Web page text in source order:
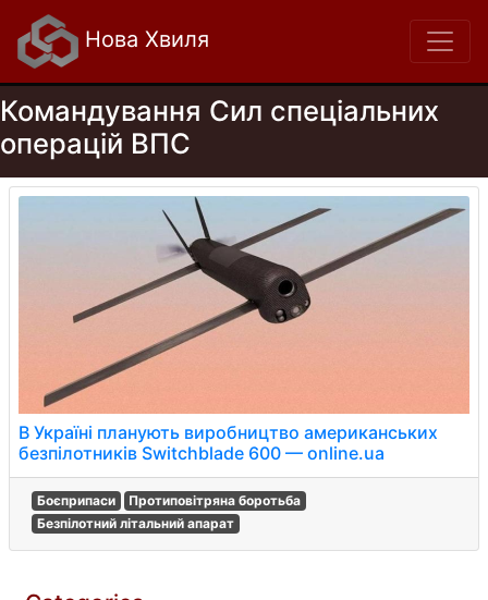
Нова Хвиля
Командування Сил спеціальних
операцій ВПС
В Україні планують виробництво американських
безпілотників Switchblade 600 — online.ua
Боєприпаси
Протиповітряна боротьба
Безпілотний літальний апарат